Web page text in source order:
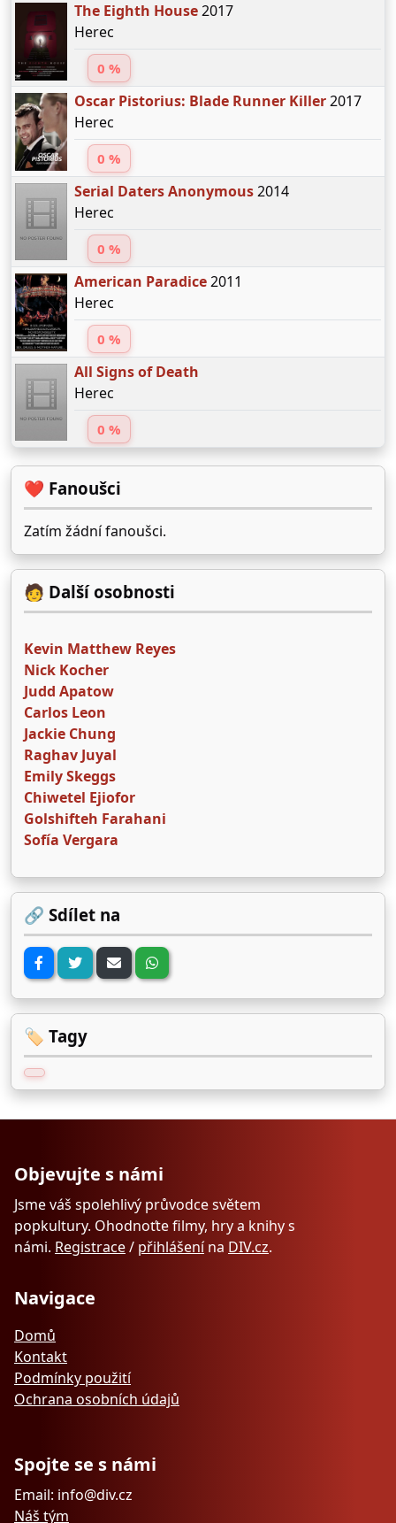
The Eighth House2017
Herec
0 %
Oscar Pistorius: Blade Runner Killer2017
Herec
0 %
Serial Daters Anonymous2014
Herec
0 %
American Paradice2011
Herec
0 %
All Signs of Death
Herec
0 %
❤️ Fanoušci
Zatím žádní fanoušci.
🧑 Další osobnosti
Kevin Matthew Reyes
Nick Kocher
Judd Apatow
Carlos Leon
Jackie Chung
Raghav Juyal
Emily Skeggs
Chiwetel Ejiofor
Golshifteh Farahani
Sofía Vergara
🔗 Sdílet na
🏷️ Tagy
Objevujte s námi
Jsme váš spolehlivý průvodce světem
popkultury. Ohodnoťte filmy, hry a knihy s
námi. Registrace/ přihlášenína DIV.cz.
Navigace
Domů
Kontakt
Podmínky použití
Ochrana osobních údajů
Spojte se s námi
Email: info@div.cz
Náš tým